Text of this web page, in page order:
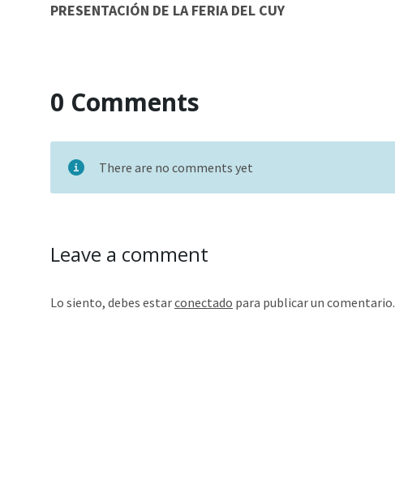
PRESENTACIÓN DE LA FERIA DEL CUY
0 Comments
There are no comments yet
Leave a comment
Lo siento, debes estarconectado para publicar un comentario.